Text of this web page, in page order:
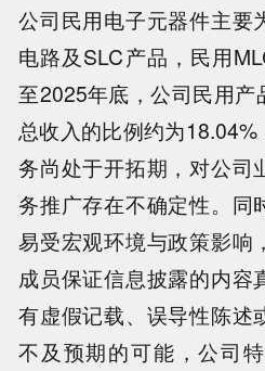
公司民用电子元器件主要
电路及SLC产品，民用
至2025年底，公司民用产
总收入的比例约为
务尚处于开拓期，对公司
务推广存在不确定性。同
易受宏观环境与政策影响
成员保证信息披露的内容
有虚假记载、误导性陈述
不及预期的可能，公司